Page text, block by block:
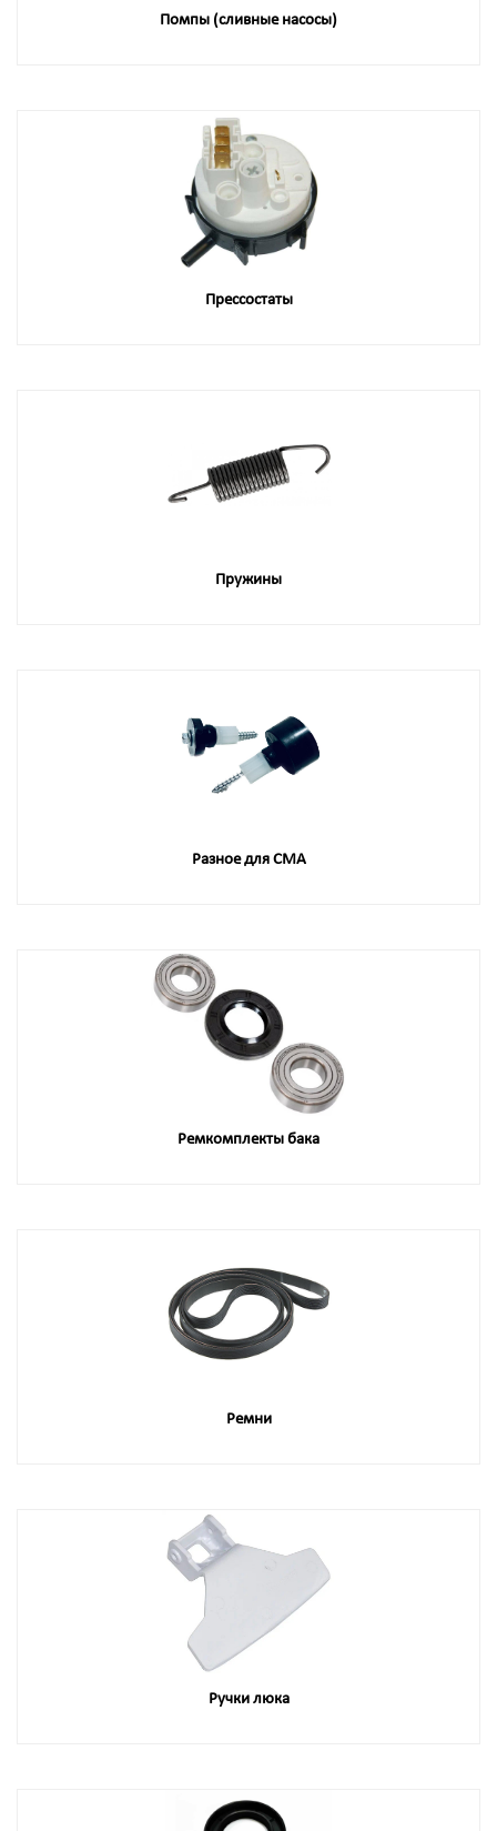
Помпы (сливные насосы)
Прессостаты
Пружины
Разное для СМА
Ремкомплекты бака
Ремни
Ручки люка